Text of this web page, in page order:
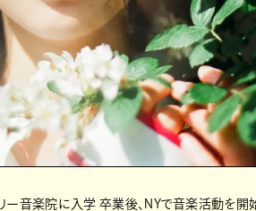
音楽院に入学 卒業後、NYで音楽活動を開